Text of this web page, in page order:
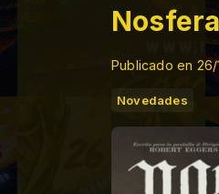
Publicado en 26/
Novedades